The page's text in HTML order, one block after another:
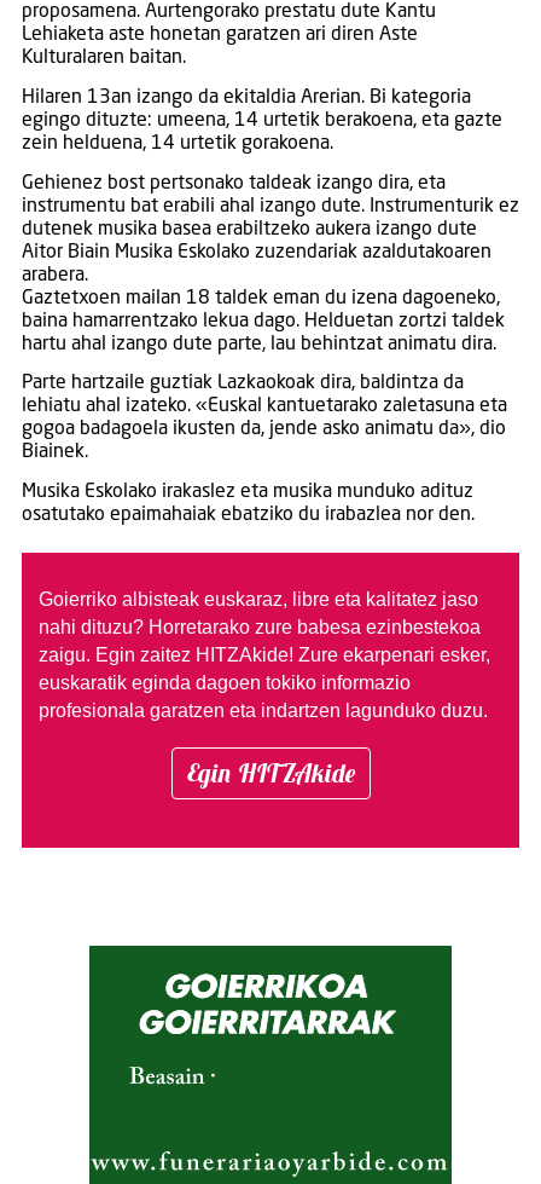
proposamena. Aurtengorako prestatu dute Kantu
Lehiaketa aste honetan garatzen ari diren Aste
Kulturalaren baitan.
Hilaren 13an izango da ekitaldia Arerian. Bi kategoria
egingo dituzte: umeena, 14 urtetik berakoena, eta gazte
zein helduena, 14 urtetik gorakoena.
Gehienez bost pertsonako taldeak izango dira, eta
instrumentu bat erabili ahal izango dute. Instrumenturik ez
dutenek musika basea erabiltzeko aukera izango dute
Aitor Biain Musika Eskolako zuzendariak azaldutakoaren
arabera.
Gaztetxoen mailan 18 taldek eman du izena dagoeneko,
baina hamarrentzako lekua dago. Helduetan zortzi taldek
hartu ahal izango dute parte, lau behintzat animatu dira.
Parte hartzaile guztiak Lazkaokoak dira, baldintza da
lehiatu ahal izateko. «Euskal kantuetarako zaletasuna eta
gogoa badagoela ikusten da, jende asko animatu da», dio
Biainek.
Musika Eskolako irakaslez eta musika munduko adituz
osatutako epaimahaiak ebatziko du irabazlea nor den.
Goierriko albisteak euskaraz, libre eta kalitatez jaso
nahi dituzu? Horretarako zure babesa ezinbestekoa
zaigu. Egin zaitez HITZAkide! Zure ekarpenari esker,
euskaratik eginda dagoen tokiko informazio
profesionala garatzen eta indartzen lagunduko duzu.
Egin HITZAkide